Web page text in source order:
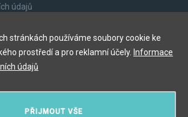
údajů
PŘIJMOUT VŠE
stránkách používáme soubory cookie ke
prostředí a pro reklamní účely. Informace
údajů